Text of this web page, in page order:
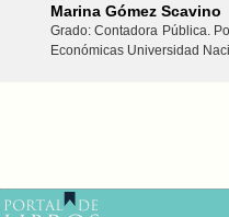
Marina Gómez Scavino
Grado: Contadora Pública.
Económicas Universidad